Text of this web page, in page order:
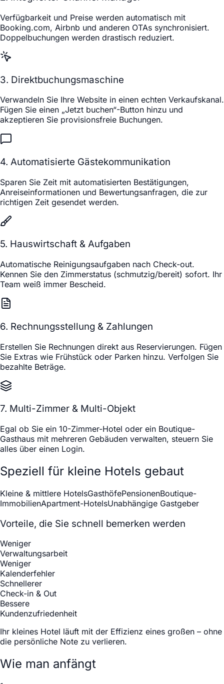
Verfügbarkeit und Preise werden automatisch mit
Booking.com, Airbnb und anderen OTAs synchronisiert.
Doppelbuchungen werden drastisch reduziert.
3. Direktbuchungsmaschine
Verwandeln Sie Ihre Website in einen echten Verkaufskanal.
Fügen Sie einen „Jetzt buchen“-Button hinzu und
akzeptieren Sie provisionsfreie Buchungen.
4. Automatisierte Gästekommunikation
Sparen Sie Zeit mit automatisierten Bestätigungen,
Anreiseinformationen und Bewertungsanfragen, die zur
richtigen Zeit gesendet werden.
5. Hauswirtschaft & Aufgaben
Automatische Reinigungsaufgaben nach Check-out.
Kennen Sie den Zimmerstatus (schmutzig/bereit) sofort. Ihr
Team weiß immer Bescheid.
6. Rechnungsstellung & Zahlungen
Erstellen Sie Rechnungen direkt aus Reservierungen. Fügen
Sie Extras wie Frühstück oder Parken hinzu. Verfolgen Sie
bezahlte Beträge.
7. Multi-Zimmer & Multi-Objekt
Egal ob Sie ein 10-Zimmer-Hotel oder ein Boutique-
Gasthaus mit mehreren Gebäuden verwalten, steuern Sie
alles über einen Login.
Speziell für kleine Hotels gebaut
Kleine & mittlere HotelsGasthöfePensionenBoutique-
ImmobilienApartment-HotelsUnabhängige Gastgeber
Vorteile, die Sie schnell bemerken werden
Weniger
Verwaltungsarbeit
Weniger
Kalenderfehler
Schnellerer
Check-in & Out
Bessere
Kundenzufriedenheit
Ihr kleines Hotel läuft mit der Effizienz eines großen – ohne
die persönliche Note zu verlieren.
Wie man anfängt